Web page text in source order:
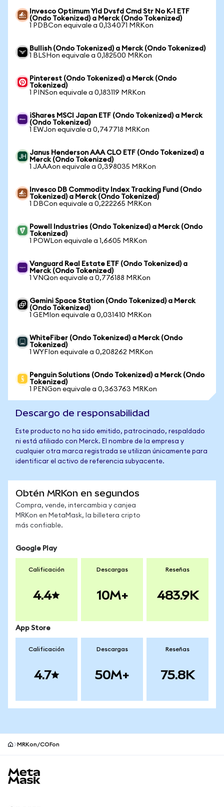
Invesco Optimum Yld Dvsfd Cmd Str No K-1 ETF
(Ondo Tokenized) a Merck (Ondo Tokenized)
1 PDBCon equivale a 0,134071 MRKon
Bullish (Ondo Tokenized) a Merck (Ondo Tokenized)
1 BLSHon equivale a 0,182500 MRKon
Pinterest (Ondo Tokenized) a Merck (Ondo
Tokenized)
1 PINSon equivale a 0,183119 MRKon
iShares MSCI Japan ETF (Ondo Tokenized) a Merck
(Ondo Tokenized)
1 EWJon equivale a 0,747718 MRKon
Janus Henderson AAA CLO ETF (Ondo Tokenized) a
Merck (Ondo Tokenized)
1 JAAAon equivale a 0,398035 MRKon
Invesco DB Commodity Index Tracking Fund (Ondo
Tokenized) a Merck (Ondo Tokenized)
1 DBCon equivale a 0,222265 MRKon
Powell Industries (Ondo Tokenized) a Merck (Ondo
Tokenized)
1 POWLon equivale a 1,6605 MRKon
Vanguard Real Estate ETF (Ondo Tokenized) a
Merck (Ondo Tokenized)
1 VNQon equivale a 0,776188 MRKon
Gemini Space Station (Ondo Tokenized) a Merck
(Ondo Tokenized)
1 GEMIon equivale a 0,031410 MRKon
WhiteFiber (Ondo Tokenized) a Merck (Ondo
Tokenized)
1 WYFIon equivale a 0,208262 MRKon
Penguin Solutions (Ondo Tokenized) a Merck (Ondo
Tokenized)
1 PENGon equivale a 0,363763 MRKon
Descargo de responsabilidad
Este producto no ha sido emitido, patrocinado, respaldado
ni está afiliado con Merck. El nombre de la empresa y
cualquier otra marca registrada se utilizan únicamente para
identificar el activo de referencia subyacente.
Obtén MRKon en segundos
Compra, vende, intercambia y canjea
MRKon en MetaMask, la billetera cripto
más confiable.
Google Play
Calificación
4.4
Descargas
10M+
Reseñas
483.9K
App Store
Calificación
4.7
Descargas
50M+
Reseñas
75.8K
MRKon/COFon